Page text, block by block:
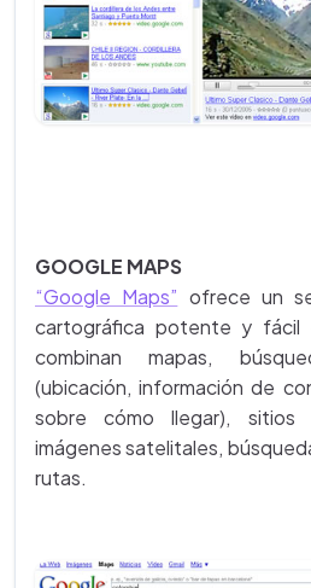
GOOGLE MAPS
“Google Maps” ofrece un
cartográfica potente y fácil
combinan mapas,
(ubicación, información de
sobre cómo llegar), sitios
imágenes satelitales,
rutas.